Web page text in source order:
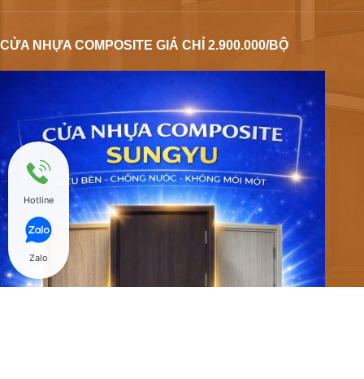
CỬA NHỰA COMPOSITE GIÁ CHỈ 2.900.000/BỘ
Hotline
Zalo